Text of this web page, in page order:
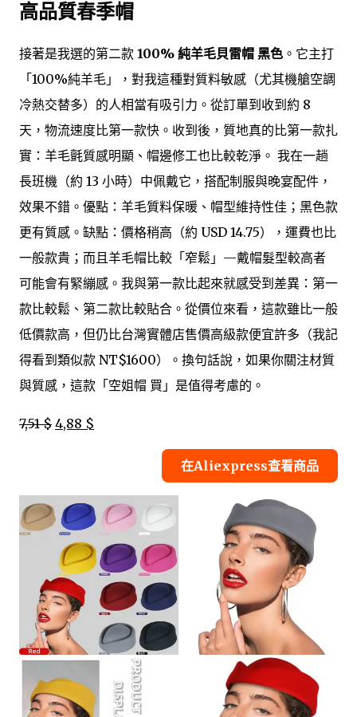
高品質春季帽
接著是我選的第二款 100% 純羊毛貝雷帽 黑色 。它主打
「100%純羊毛」，對我這種對質料敏感（尤其機艙空調
冷熱交替多）的人相當有吸引力。從訂單到收到約 8
天，物流速度比第一款快。收到後，質地真的比第一款扎
實：羊毛氈質感明顯、帽邊修工也比較乾淨。 我在一趟
長班機（約 13 小時）中佩戴它，搭配制服與晚宴配件，
效果不錯。優點：羊毛質料保暖、帽型維持性佳；黑色款
更有質感。缺點：價格稍高（約 USD 14.75），運費也比
一般款貴；而且羊毛帽比較「窄鬆」—戴帽髮型較高者
可能會有緊繃感。我與第一款比起來就感受到差異：第一
款比較鬆、第二款比較貼合。從價位來看，這款雖比一般
低價款高，但仍比台灣實體店售價高級款便宜許多（我記
得看到類似款 NT$1600）。換句話說，如果你關注材質
與質感，這款「空姐帽 買」是值得考慮的。
7,51 $ 4,88 $
在Aliexpress查看商品